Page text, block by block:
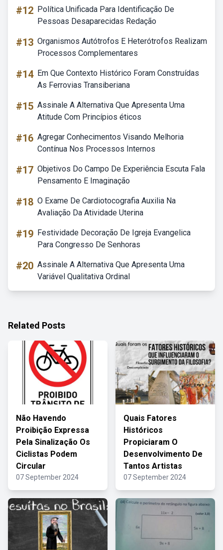
#12 Política Unificada Para Identificação De
Pessoas Desaparecidas Redação
#13 Organismos Autótrofos E Heterótrofos Realizam
Processos Complementares
#14 Em Que Contexto Histórico Foram Construídas
As Ferrovias Transiberiana
#15 Assinale A Alternativa Que Apresenta Uma
Atitude Com Princípios éticos
#16 Agregar Conhecimentos Visando Melhoria
Contínua Nos Processos Internos
#17 Objetivos Do Campo De Experiência Escuta Fala
Pensamento E Imaginação
#18 O Exame De Cardiotocografia Auxilia Na
Avaliação Da Atividade Uterina
#19 Festividade Decoração De Igreja Evangelica
Para Congresso De Senhoras
#20 Assinale A Alternativa Que Apresenta Uma
Variável Qualitativa Ordinal
Related Posts
Não Havendo
Proibição Expressa
Pela Sinalização Os
Ciclistas Podem
Circular
07 September 2024
Quais Fatores
Históricos
Propiciaram O
Desenvolvimento De
Tantos Artistas
07 September 2024